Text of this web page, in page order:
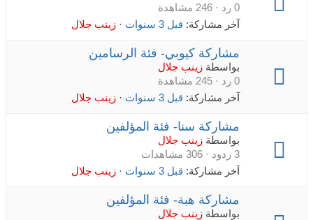
0 رد · 246 مشاهدة
آخر مشاركة: قبل 3 سنوات · زينب جلال
مشاركة كيوبي- فئة الرسامين
بواسطة زينب جلال
0 رد · 245 مشاهدة
آخر مشاركة: قبل 3 سنوات · زينب جلال
مشاركة سنا- فئة المؤلفين
بواسطة زينب جلال
3 ردود · 306 مشاهدات
آخر مشاركة: قبل 3 سنوات · زينب جلال
مشاركة هبة- فئة المؤلفين
بواسطة زينب جلال